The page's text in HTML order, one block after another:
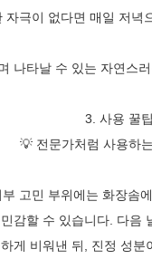
자극이 없다면 매일 저녁
나타날 수 있는 자연스
3. 사용 꿀팁
💡 전문가처럼 사용하
고민 부위에는 화장솜
감할 수 있습니다. 다음
게 비워낸 뒤, 진정 성분